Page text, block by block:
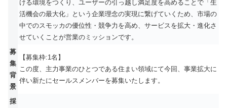
ける環境をつくり、ユーザーの引っ越し満足度を高めることで「生
活機会の最大化」という企業理念の実現に繋げていくため、市場の
中でのスモッカの優位性・競争力を高め、サービスを拡大・進化さ
せていくことが営業のミッションです。
募
集
背
景
【募集枠:1名】
この度、主力事業のひとつである住まい領域にて今回、事業拡大に
伴い新たにセールスメンバーを募集いたします。
採